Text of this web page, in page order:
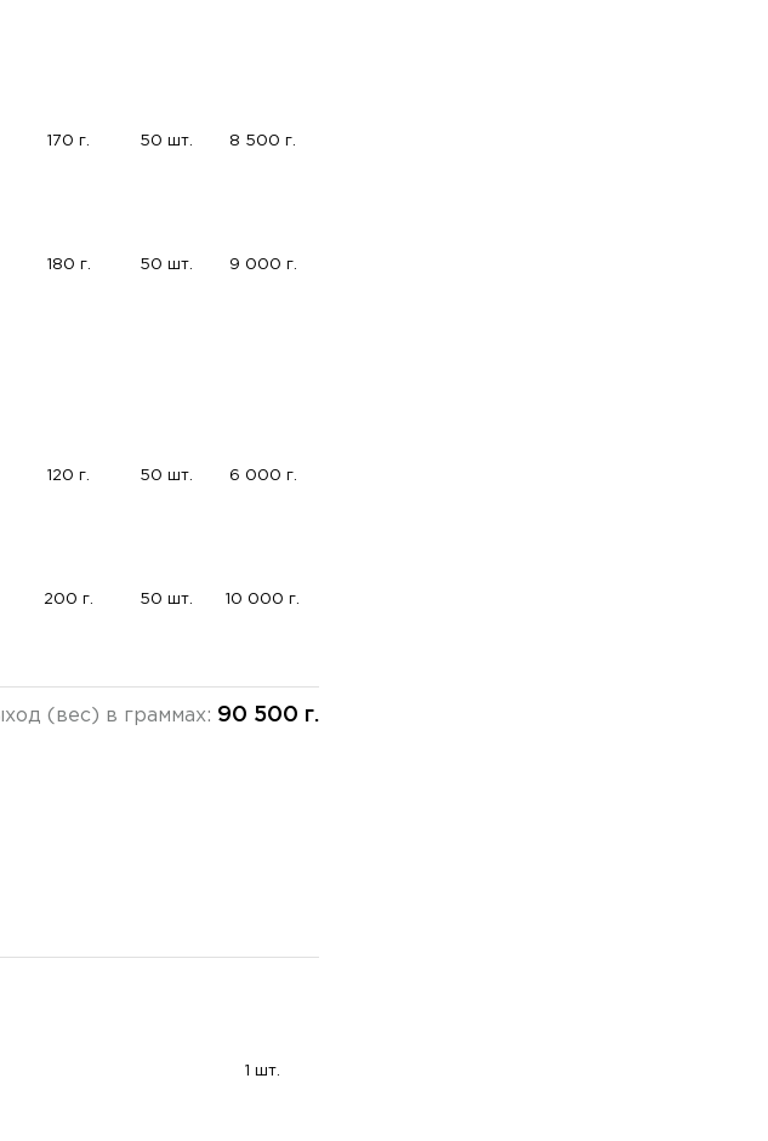
170 г. 50 шт. 8 500 г.
180 г. 50 шт. 9 000 г.
120 г. 50 шт. 6 000 г.
200 г. 50 шт. 10 000 г.
(вес) в граммах: 90 500 г.
1 шт.